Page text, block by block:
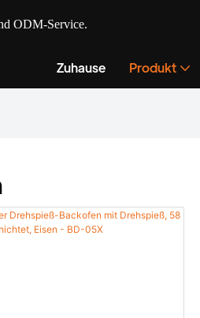
ODM-Service.
Zuhause Produkt